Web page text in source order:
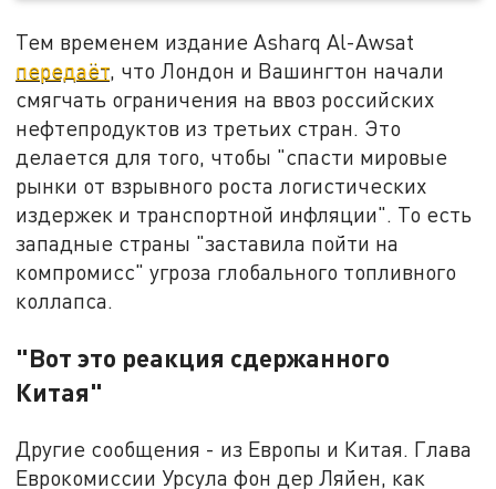
Тем временем издание Asharq Al-Awsat
передаёт , что Лондон и Вашингтон начали
смягчать ограничения на ввоз российских
нефтепродуктов из третьих стран. Это
делается для того, чтобы "спасти мировые
рынки от взрывного роста логистических
издержек и транспортной инфляции". То есть
западные страны "заставила пойти на
компромисс" угроза глобального топливного
коллапса.
"Вот это реакция сдержанного
Китая"
Другие сообщения - из Европы и Китая. Глава
Еврокомиссии Урсула фон дер Ляйен, как